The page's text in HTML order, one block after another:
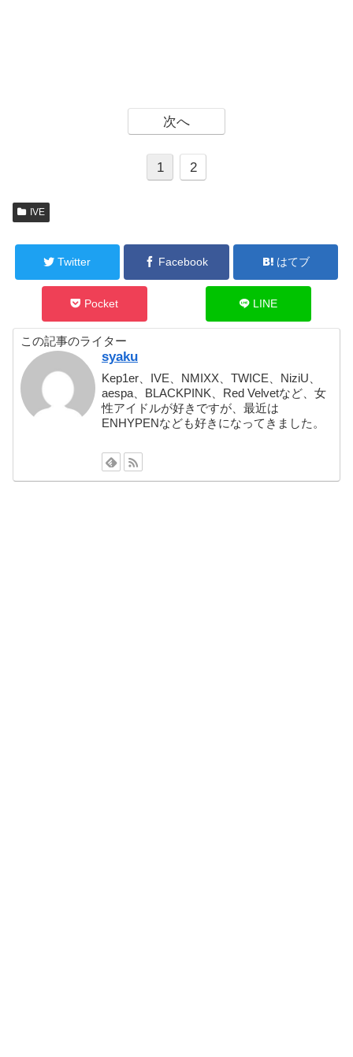
次へ
1 2
IVE
Twitter Facebook はてブ
Pocket LINE
この記事のライター
syaku
Kep1er、IVE、NMIXX、TWICE、NiziU、
aespa、BLACKPINK、Red Velvetなど、女
性アイドルが好きですが、最近は
ENHYPENなども好きになってきました。